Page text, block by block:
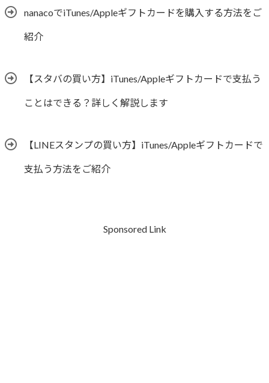
nanacoでiTunes/Appleギフトカードを購入する方法をご
紹介
【スタバの買い方】iTunes/Appleギフトカードで支払う
ことはできる？詳しく解説します
【LINEスタンプの買い方】iTunes/Appleギフトカードで
支払う方法をご紹介
Sponsored Link